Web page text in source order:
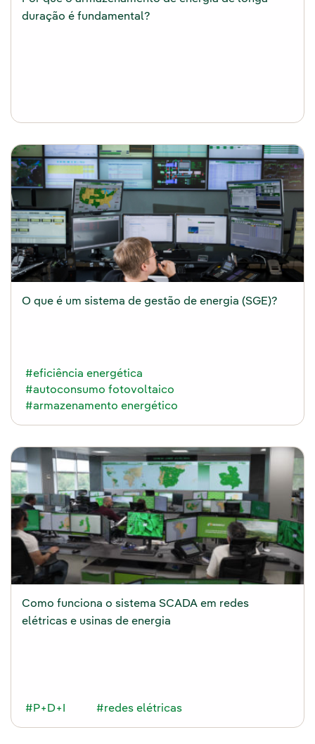
duração é fundamental?
O que é um sistema de gestão de energia (SGE)?
#eficiência energética
#autoconsumo fotovoltaico
#armazenamento energético
Como funciona o sistema SCADA em redes
elétricas e usinas de energia
#P+D+I #redes elétricas